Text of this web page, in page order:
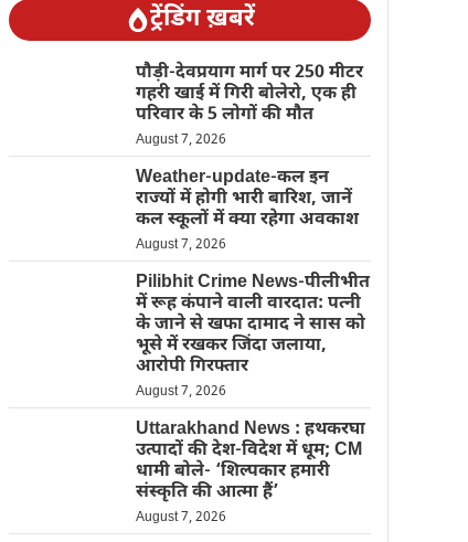
ट्रेंडिंग ख़बरें
पौड़ी-देवप्रयाग मार्ग पर 250 मीटर
गहरी खाई में गिरी बोलेरो, एक ही
परिवार के 5 लोगों की मौत
August 7, 2026
Weather-update-कल इन
राज्यों में होगी भारी बारिश, जानें
कल स्कूलों में क्या रहेगा अवकाश
August 7, 2026
Pilibhit Crime News-पीलीभीत
में रूह कंपाने वाली वारदात: पत्नी
के जाने से खफा दामाद ने सास को
भूसे में रखकर जिंदा जलाया,
आरोपी गिरफ्तार
August 7, 2026
Uttarakhand News : हथकरघा
उत्पादों की देश-विदेश में धूम; CM
धामी बोले- ‘शिल्पकार हमारी
संस्कृति की आत्मा हैं’
August 7, 2026